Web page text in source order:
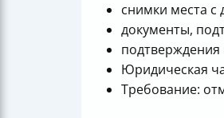
снимки места с
документы,
Юридическая
Требование: